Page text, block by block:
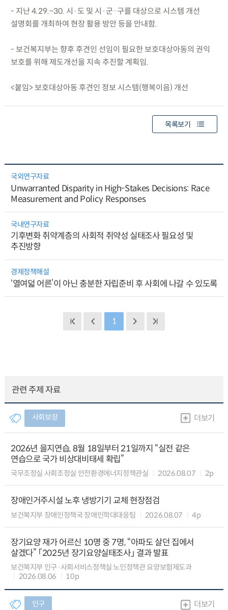
- 지난 4.29.~30. 시·도 및 시·군·구를 대상으로 시스템 개선
설명회를 개최하여 현장 활용 방안 등을 안내함.
- 보건복지부는 향후 후견인 선임이 필요한 보호대상아동의 권익
보호를 위해 제도개선을 지속 추진할 계획임.
<붙임> 보호대상아동 후견인 정보 시스템(행복이음) 개선
목록보기
국외연구자료
Unwarranted Disparity in High-Stakes Decisions: Race
Measurement and Policy Responses
국내연구자료
기후변화 취약계층의 사회적 취약성 실태조사 필요성 및
추진방향
경제정책해설
‘열여덟 어른’이 아닌 충분한 자립준비 후 사회에 나갈 수 있도록
1
관련 주제 자료
사회보장 더보기
2026년 을지연습, 8월 18일부터 21일까지 “실전 같은
연습으로 국가 비상대비태세 확립”
국무조정실 사회조정실 안전환경에너지정책관실 2026.08.07 2p
장애인거주시설 노후 냉방기기 교체 현장점검
보건복지부 장애인정책국 장애인학대대응팀 2026.08.07 4p
장기요양 재가 어르신 10명 중 7명, “아파도 살던 집에서
살겠다” 「2025년 장기요양실태조사」 결과 발표
보건복지부 인구·사회서비스정책실 노인정책관 요양보험제도과
2026.08.06
10p
인구 더보기